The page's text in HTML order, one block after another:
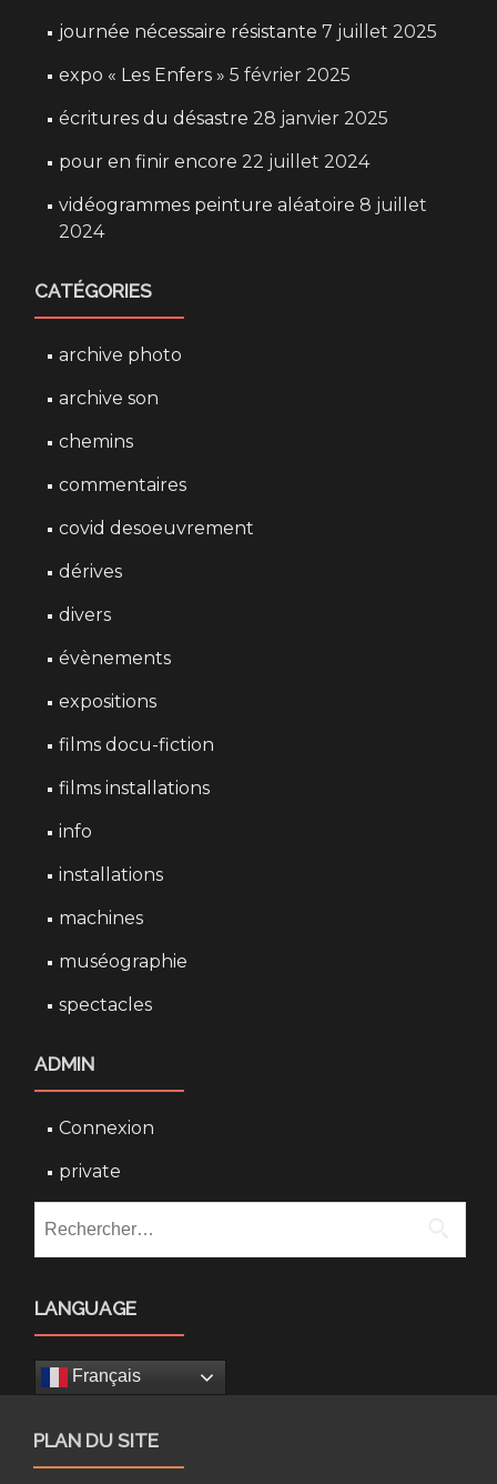
journée nécessaire résistante 7 juillet 2025
expo « Les Enfers » 5 février 2025
écritures du désastre 28 janvier 2025
pour en finir encore 22 juillet 2024
vidéogrammes peinture aléatoire 8 juillet
2024
CATÉGORIES
archive photo
archive son
chemins
commentaires
covid desoeuvrement
dérives
divers
évènements
expositions
films docu-fiction
films installations
info
installations
machines
muséographie
spectacles
ADMIN
Connexion
private
LANGUAGE
Français
PLAN DU SITE